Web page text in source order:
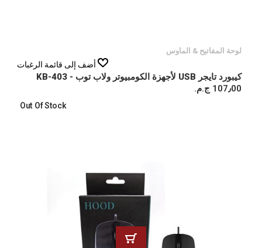
لوحة المفاتيح & الماوس
أضف إلى قائمة الرغبات
كيبورد تايجر USB لأجهزة الكومبيوتر ولاب توب - KB-403
107٫00 ج.م.‏
Out Of Stock